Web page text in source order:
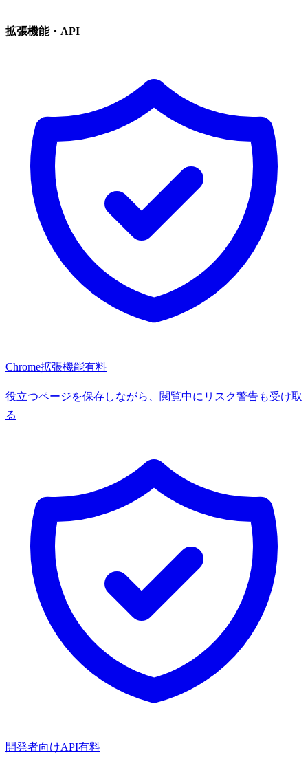
拡張機能・API
Chrome拡張機能有料
役立つページを保存しながら、閲覧中にリスク警告も受け取
る
開発者向けAPI有料